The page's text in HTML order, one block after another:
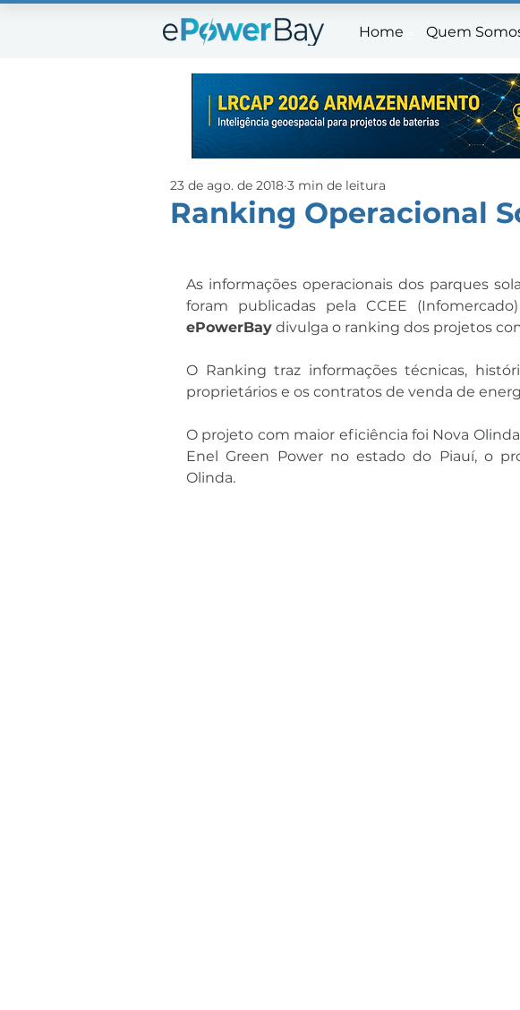
Home Quem
Home Quem
Ranking Operacional
23 de ago. de 2018 3 min de leitura
As informações operacionais dos parques
ePowerBay divulga o ranking dos projetos
O Ranking traz informações técnicas,
proprietários e os contratos de venda de
O projeto com maior eficiência foi Nova
Enel Green Power no estado do Piauí, o
Olinda.